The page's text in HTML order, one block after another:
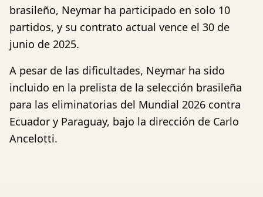
brasileño, Neymar ha participado en solo 10
partidos, y su contrato actual vence el 30 de
junio de 2025.
A pesar de las dificultades, Neymar ha sido
incluido en la prelista de la selección brasileña
para las eliminatorias del Mundial 2026 contra
Ecuador y Paraguay, bajo la dirección de Carlo
Ancelotti.